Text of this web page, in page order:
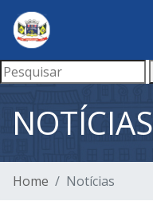
NOTÍCIAS
Home Notícias